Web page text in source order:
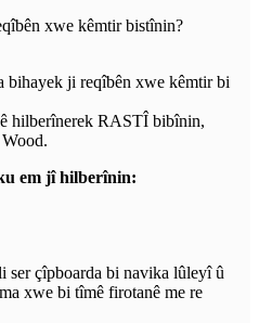
xwe kêmtir bistînin?
bihayek ji reqîbên xwe kêmtir bi
hilberînerek RASTÎ bibînin,
em jî hilberînin:
ser çîpboarda bi navika lûleyî û
xwe bi tîmê firotanê me re